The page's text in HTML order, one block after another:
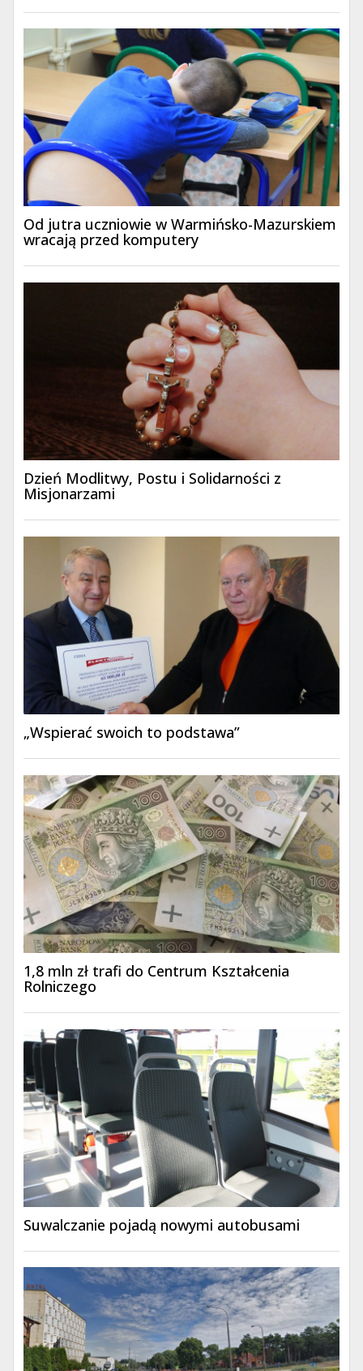
Od jutra uczniowie w Warmińsko-Mazurskiem
wracają przed komputery
Dzień Modlitwy, Postu i Solidarności z
Misjonarzami
„Wspierać swoich to podstawa”
1,8 mln zł trafi do Centrum Kształcenia
Rolniczego
Suwalczanie pojadą nowymi autobusami